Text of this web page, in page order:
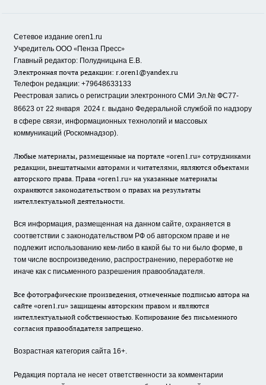
Сетевое издание oren1.ru
Учредитель ООО «Пенза Пресс»
Главный редактор: Полудницына Е.В.
Электронная почта редакции: r.oren1@yandex.ru
Телефон редакции: +79648633133
Реестровая запись о регистрации электронного СМИ Эл.№ ФС77-
86623 от 22 января 2024 г. выдано Федеральной службой по надзору
в сфере связи, информационных технологий и массовых
коммуникаций (Роскомнадзор).
Любые материалы, размещенные на портале «oren1.ru» сотрудниками
редакции, внештатными авторами и читателями, являются объектами
авторского права. Права «oren1.ru» на указанные материалы
охраняются законодательством о правах на результаты
интеллектуальной деятельности.
Вся информация, размещенная на данном сайте, охраняется в
соответствии с законодательством РФ об авторском праве и не
подлежит использованию кем-либо в какой бы то ни было форме, в
том числе воспроизведению, распространению, переработке не
иначе как с письменного разрешения правообладателя.
Все фотографические произведения, отмеченные подписью автора на
сайте «oren1.ru» защищены авторским правом и являются
интеллектуальной собственностью. Копирование без письменного
согласия правообладателя запрещено.
Возрастная категория сайта 16+.
Редакция портала не несет ответственности за комментарии